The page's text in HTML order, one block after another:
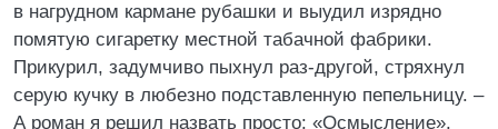
в нагрудном кармане рубашки и выудил изрядно
помятую сигаретку местной табачной фабрики.
Прикурил, задумчиво пыхнул раз-другой, стряхнул
серую кучку в любезно подставленную пепельницу. –
А роман я решил назвать просто: «Осмысление».